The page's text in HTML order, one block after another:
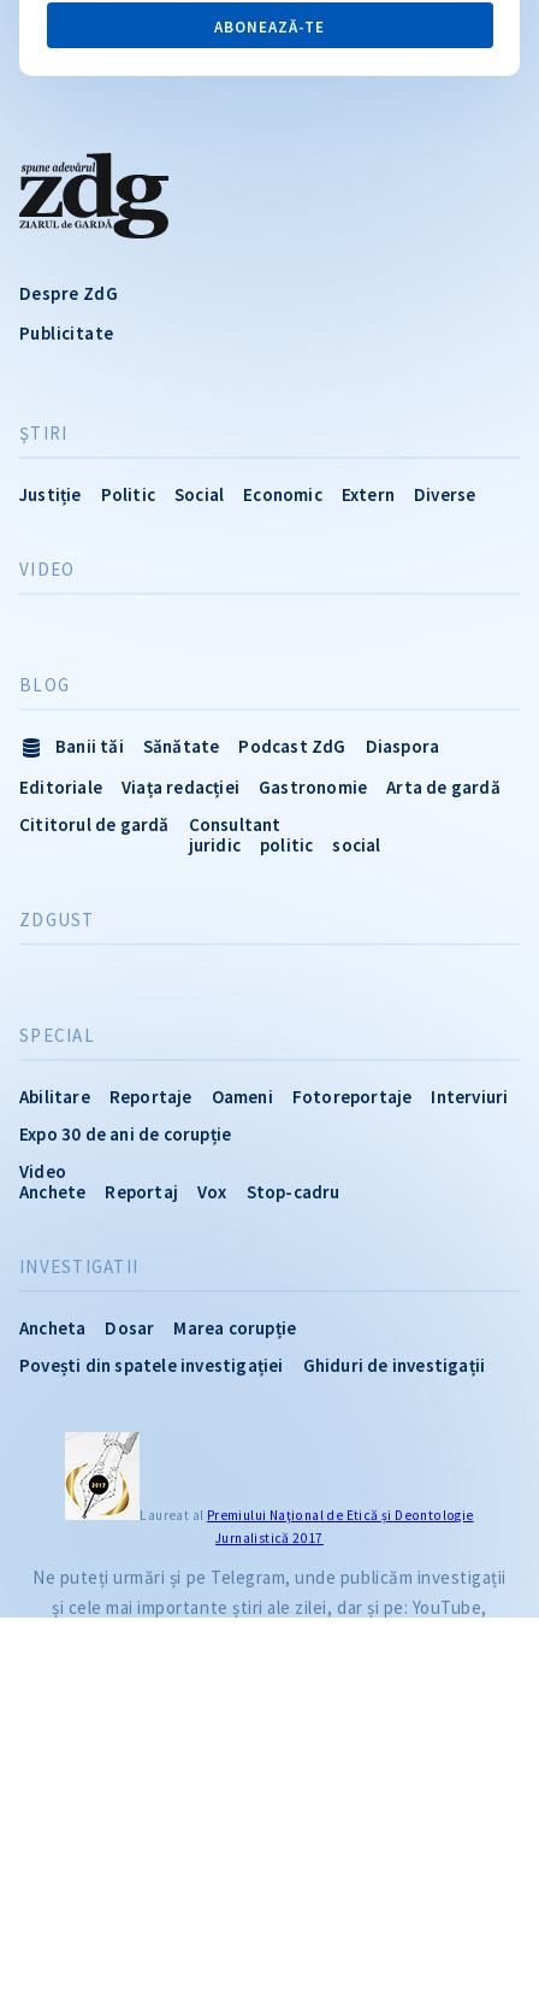
Despre ZdG
Publicitate
ŞTIRI
Justiție Politic Social Economic Extern Diverse
INVESTIGATII
Ancheta Dosar
Marea corupție
Povești din spatele investigației
Ghiduri de investigații
VIDEO
SPECIAL
Abilitare Reportaje Oameni Fotoreportaje
Interviuri
Expo 30 de ani de corupție
Video
Anchete
Reportaj Vox Stop-cadru
BLOG
Banii tăi Sănătate Podcast ZdG
Diaspora
Editoriale
Viața redacției Gastronomie
Arta de gardă
Cititorul de gardă
Consultant
juridic
politic social
ZDGUST
ABONEAZĂ-TE
Laureat al Premiului Naţional de Etică și Deontologie
Jurnalistică 2017
Ne puteți urmări și pe Telegram, unde publicăm investigații
și cele mai importante știri ale zilei, dar și pe: YouTube,
CITEȘTE